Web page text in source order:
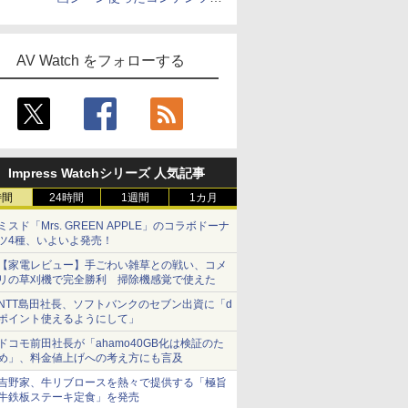
AV Watch をフォローする
Impress Watchシリーズ 人気記事
24時間 1週間 1カ月
スド「Mrs. GREEN APPLE」のコラボドーナ
4種、いよいよ発売！
家電レビュー】手ごわい雑草との戦い、コメ
の草刈機で完全勝利 掃除機感覚で使えた
島田社長、ソフトバンクのセブン出資に「d
イント使えるようにして」
コモ前田社長が「ahamo40GB化は検証のた
」、料金値上げへの考え方にも言及
野家、牛リブロースを熱々で提供する「極旨
鉄板ステーキ定食」を発売